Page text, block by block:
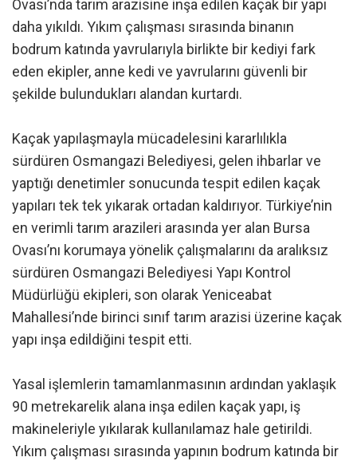
Ovası’nda tarım arazisine inşa edilen kaçak bir yapı
daha yıkıldı. Yıkım çalışması sırasında binanın
bodrum katında yavrularıyla birlikte bir kediyi fark
eden ekipler, anne kedi ve yavrularını güvenli bir
şekilde bulundukları alandan kurtardı.
Kaçak yapılaşmayla mücadelesini kararlılıkla
sürdüren Osmangazi Belediyesi, gelen ihbarlar ve
yaptığı denetimler sonucunda tespit edilen kaçak
yapıları tek tek yıkarak ortadan kaldırıyor. Türkiye’nin
en verimli tarım arazileri arasında yer alan Bursa
Ovası’nı korumaya yönelik çalışmalarını da aralıksız
sürdüren Osmangazi Belediyesi Yapı Kontrol
Müdürlüğü ekipleri, son olarak Yeniceabat
Mahallesi’nde birinci sınıf tarım arazisi üzerine kaçak
yapı inşa edildiğini tespit etti.
Yasal işlemlerin tamamlanmasının ardından yaklaşık
90 metrekarelik alana inşa edilen kaçak yapı, iş
makineleriyle yıkılarak kullanılamaz hale getirildi.
Yıkım çalışması sırasında yapının bodrum katında bir